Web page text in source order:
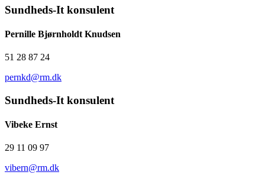
Sundheds-It konsulent
Pernille Bjørnholdt Knudsen
51 28 87 24
pernkd@rm.dk
Sundheds-It konsulent
Vibeke Ernst
29 11 09 97
vibern@rm.dk